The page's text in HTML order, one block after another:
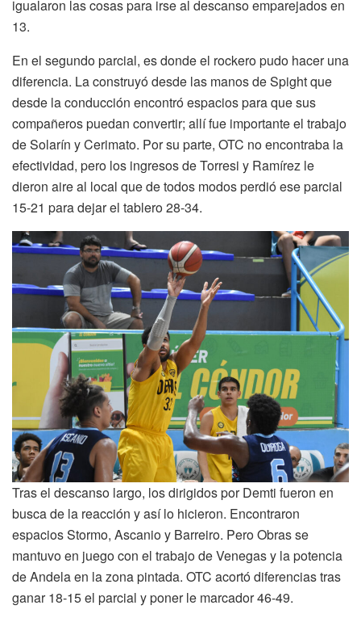
igualaron las cosas para irse al descanso emparejados en
13.
En el segundo parcial, es donde el rockero pudo hacer una
diferencia. La construyó desde las manos de Spight que
desde la conducción encontró espacios para que sus
compañeros puedan convertir; allí fue importante el trabajo
de Solarín y Cerimato. Por su parte, OTC no encontraba la
efectividad, pero los ingresos de Torresi y Ramírez le
dieron aire al local que de todos modos perdió ese parcial
15-21 para dejar el tablero 28-34.
Tras el descanso largo, los dirigidos por Demti fueron en
busca de la reacción y así lo hicieron. Encontraron
espacios Stormo, Ascanio y Barreiro. Pero Obras se
mantuvo en juego con el trabajo de Venegas y la potencia
de Andela en la zona pintada. OTC acortó diferencias tras
ganar 18-15 el parcial y poner le marcador 46-49.